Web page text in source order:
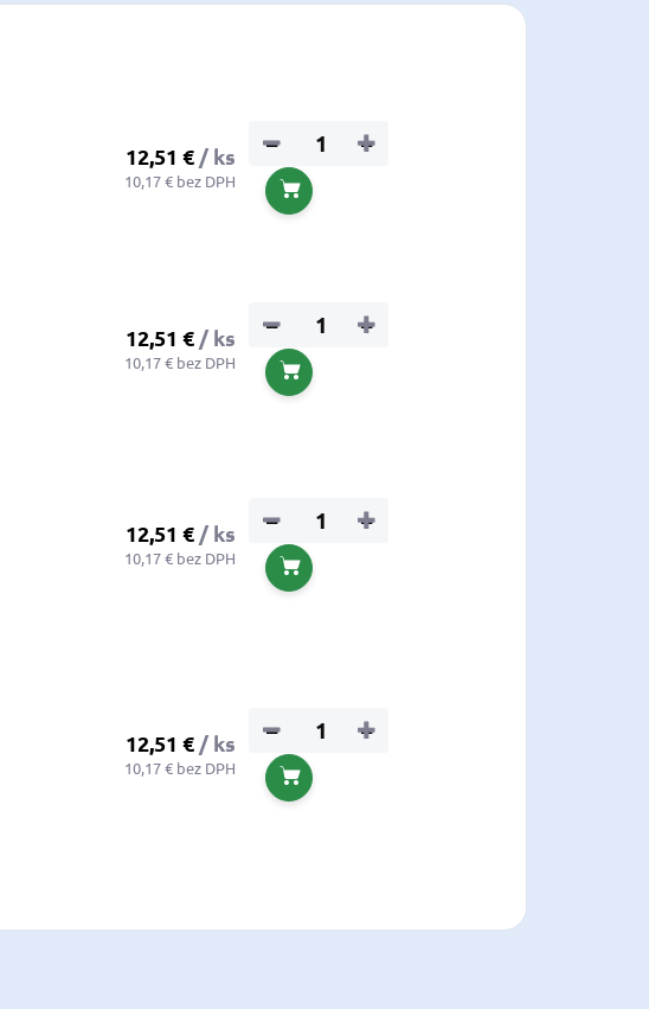
12,51 € / ks
10,17 € bez DPH
+
−
Do košíka
12,51 € / ks
10,17 € bez DPH
+
−
Do košíka
12,51 € / ks
10,17 € bez DPH
+
−
Do košíka
12,51 € / ks
10,17 € bez DPH
+
−
Do košíka